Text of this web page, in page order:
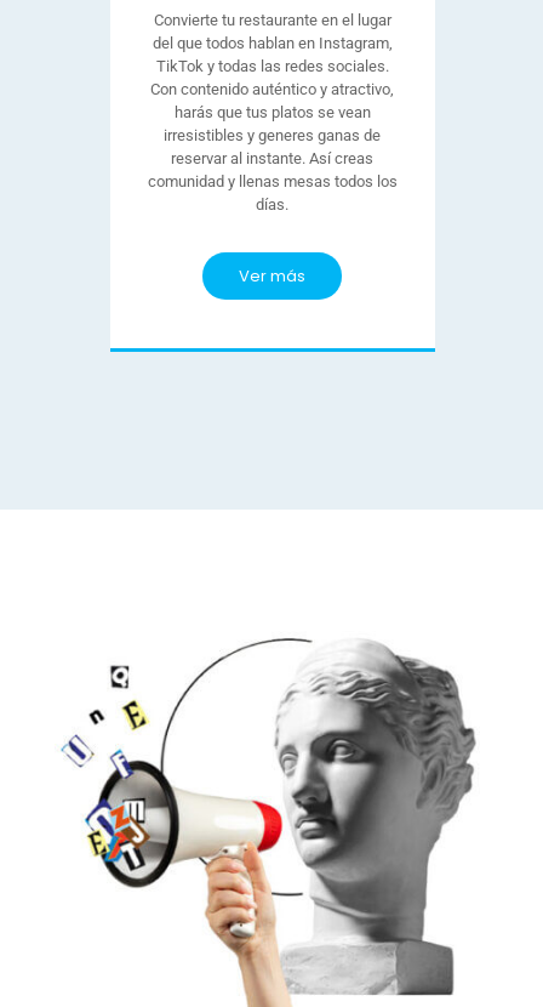
Convierte tu restaurante en el lugar
del que todos hablan en Instagram,
TikTok y todas las redes sociales.
Con contenido auténtico y atractivo,
harás que tus platos se vean
irresistibles y generes ganas de
reservar al instante. Así creas
comunidad y llenas mesas todos los
días.
Ver más